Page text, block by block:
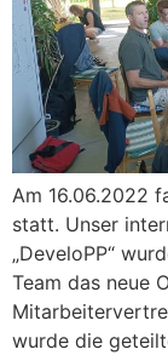
Am 16.06.2022
statt. Unser
„DeveloPP“
Team das neue
wurde die